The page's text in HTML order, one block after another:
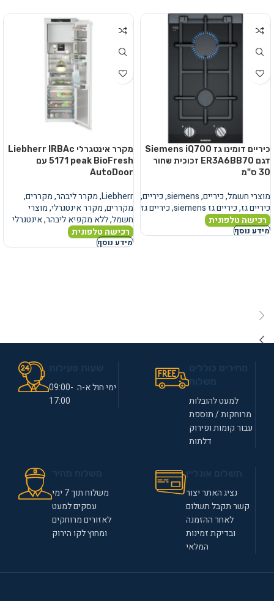
כיריים דומינו גז Siemens iQ700
דגם ER3A6BB70 זכוכית שחור
30 ס"מ
מוצרי חשמל,כיריים,
siemens
,כיריים,
כיריים גז,כיריים גז siemens ,כיריים גז
רכישה טלפונית
מידע נוסף
מקרר אינטגרלי Liebherr IRBAc
5171 peak BioFresh עם
AutoDoor
Liebherr
,מקרר ליבהר,מקררים,
מקררים,מקרר אינטגרלי,מוצרי
חשמל,ללא מקפיא ליבהר,אינטגרלי
רכישה טלפונית
מידע נוסף
למעט להובלות
מרוחקות / תוספת
עבור קומות ופירוק
דלתות
ימי חול א-ה 09:00-
17:00
נציג האתר יצור
קשר תקבל תשלום
לאחר ההזמנה
ובדיקת זמינות
המלאי
משלוח תוך 7 ימי
עסקים למעט
לאזורים מרוחקים
ומחוץ לקו הירוק